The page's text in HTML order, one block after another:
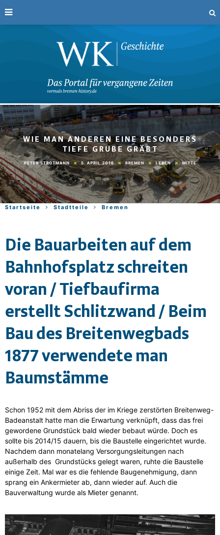
WIE MAN ANDEREN EINE BESONDERS
TIEFE GRUBE GRÄBT
PETER STROTMANN 5. APRIL 2016 BREMEN LEBEN MITTE
Startseite Stadtteile Bremen
Die Bauarbeiten auf dem
Bahnhofsplatz schreiten
voran / Tiefbaufirma
erstellt Schlitzwand / Beim
Bau des Breitenwegbads
1877 verwendete man
Baumstämme
Schon 1952 mit dem Abriss der im Kriege zerstörten Breitenweg-
Badeanstalt hatte man die Erwartung verknüpft, dass das frei
gewordene Grundstück bald wieder bebaut würde. Doch es
sollte bis 2014/15 dauern, bis die Baustelle eingerichtet wurde.
Nachdem dann monatelang Versorgungsleitungen nach
außerhalb des Grundstücks gelegt waren, ruhte die Baustelle
einige Zeit. Mal war es die fehlende Baugenehmigung, dann
sprang ein Ankermieter ab, dann wieder auf. Auch die
Bauverwaltung wurde als Mieter genannt.